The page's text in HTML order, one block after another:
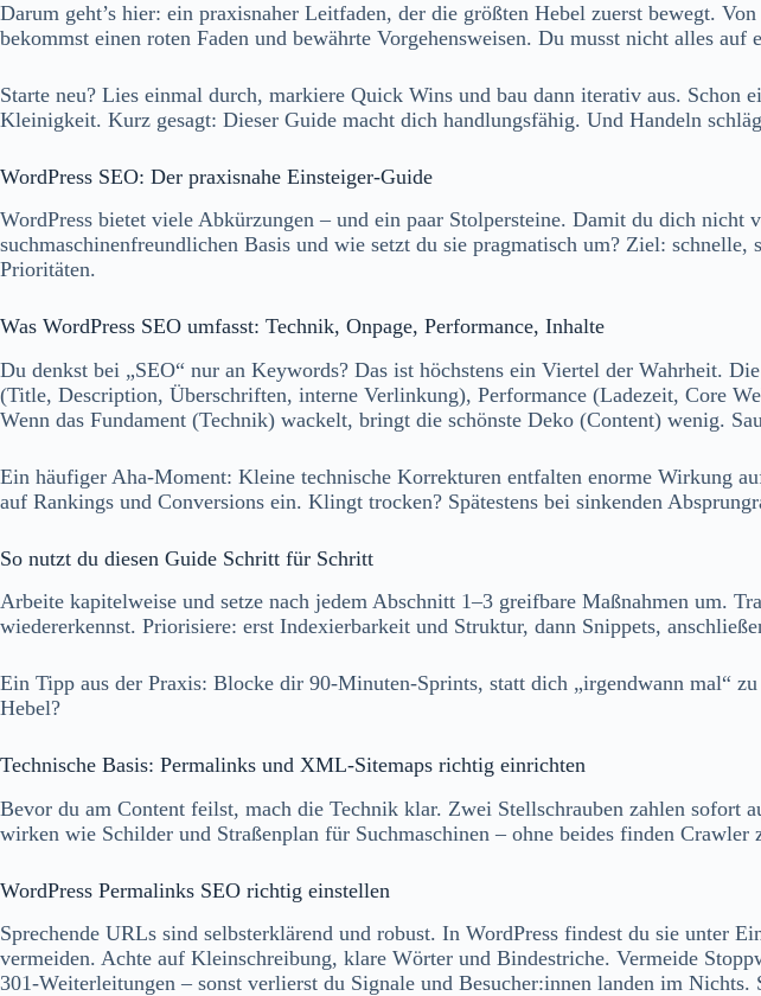
Darum geht’s hier: ein praxisnaher Leitfaden, der die größten Hebel zuerst bewegt.
bekommst einen roten Faden und bewährte Vorgehensweisen. Du musst nicht alles
Starte neu? Lies einmal durch, markiere Quick Wins und bau dann iterativ aus.
Kleinigkeit. Kurz gesagt: Dieser Guide macht dich handlungsfähig. Und Handeln
WordPress SEO: Der praxisnahe Einsteiger-Guide
WordPress bietet viele Abkürzungen – und ein paar Stolpersteine. Damit du dich
suchmaschinenfreundlichen Basis und wie setzt du sie pragmatisch um? Ziel:
Prioritäten.
Was WordPress SEO umfasst: Technik, Onpage, Performance, Inhalte
Du denkst bei „SEO“ nur an Keywords? Das ist höchstens ein Viertel der Wahrheit.
(Title, Description, Überschriften, interne Verlinkung), Performance (Ladezeit, Core
Wenn das Fundament (Technik) wackelt, bringt die schönste Deko (Content) wenig.
Ein häufiger Aha-Moment: Kleine technische Korrekturen entfalten enorme Wirkung
auf Rankings und Conversions ein. Klingt trocken? Spätestens bei sinkenden
So nutzt du diesen Guide Schritt für Schritt
Arbeite kapitelweise und setze nach jedem Abschnitt 1–3 greifbare Maßnahmen um.
wiedererkennst. Priorisiere: erst Indexierbarkeit und Struktur, dann Snippets,
Ein Tipp aus der Praxis: Blocke dir 90‑Minuten‑Sprints, statt dich „irgendwann mal“
Hebel?
Technische Basis: Permalinks und XML‑Sitemaps richtig einrichten
Bevor du am Content feilst, mach die Technik klar. Zwei Stellschrauben zahlen sofort
wirken wie Schilder und Straßenplan für Suchmaschinen – ohne beides finden
WordPress Permalinks SEO richtig einstellen
Sprechende URLs sind selbsterklärend und robust. In WordPress findest du sie unter
vermeiden. Achte auf Kleinschreibung, klare Wörter und Bindestriche. Vermeide
301‑Weiterleitungen – sonst verlierst du Signale und Besucher:innen landen im